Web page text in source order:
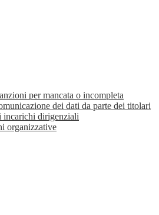
per mancata o incompleta
dei dati da parte dei titolari
incarichi dirigenziali
organizzative